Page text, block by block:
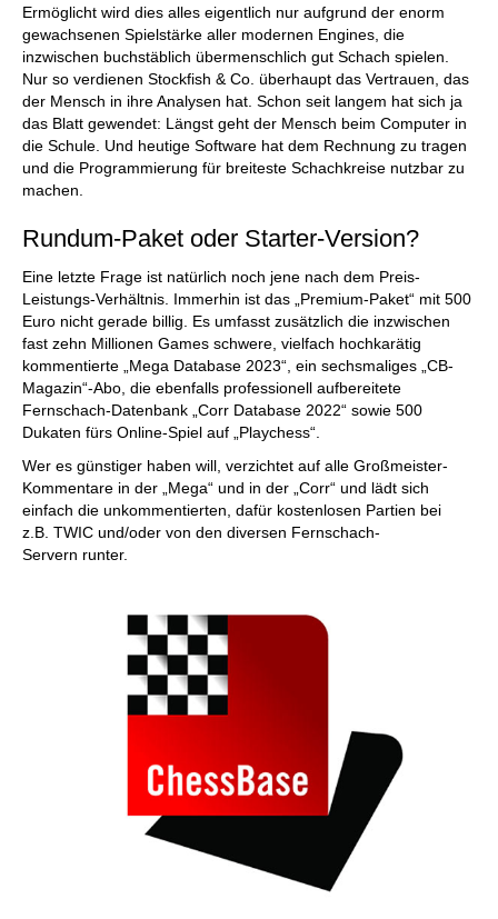
Ermöglicht wird dies alles eigentlich nur aufgrund der enorm
gewachsenen Spielstärke aller modernen Engines, die
inzwischen buchstäblich übermenschlich gut Schach spielen.
Nur so verdienen Stockfish & Co. überhaupt das Vertrauen, das
der Mensch in ihre Analysen hat. Schon seit langem hat sich ja
das Blatt gewendet: Längst geht der Mensch beim Computer in
die Schule. Und heutige Software hat dem Rechnung zu tragen
und die Programmierung für breiteste Schachkreise nutzbar zu
machen.
Rundum-Paket oder Starter-Version?
Eine letzte Frage ist natürlich noch jene nach dem Preis-
Leistungs-Verhältnis. Immerhin ist das „Premium-Paket“ mit 500
Euro nicht gerade billig. Es umfasst zusätzlich die inzwischen
fast zehn Millionen Games schwere, vielfach hochkarätig
kommentierte „Mega Database 2023“, ein sechsmaliges „CB-
Magazin“-Abo, die ebenfalls professionell aufbereitete
Fernschach-Datenbank „Corr Database 2022“ sowie 500
Dukaten fürs Online-Spiel auf „Playchess“.
Wer es günstiger haben will, verzichtet auf alle Großmeister-
Kommentare in der „Mega“ und in der „Corr“ und lädt sich
einfach die unkommentierten, dafür kostenlosen Partien bei
z.B. TWIC und/oder von den diversen Fernschach-
Servern runter.